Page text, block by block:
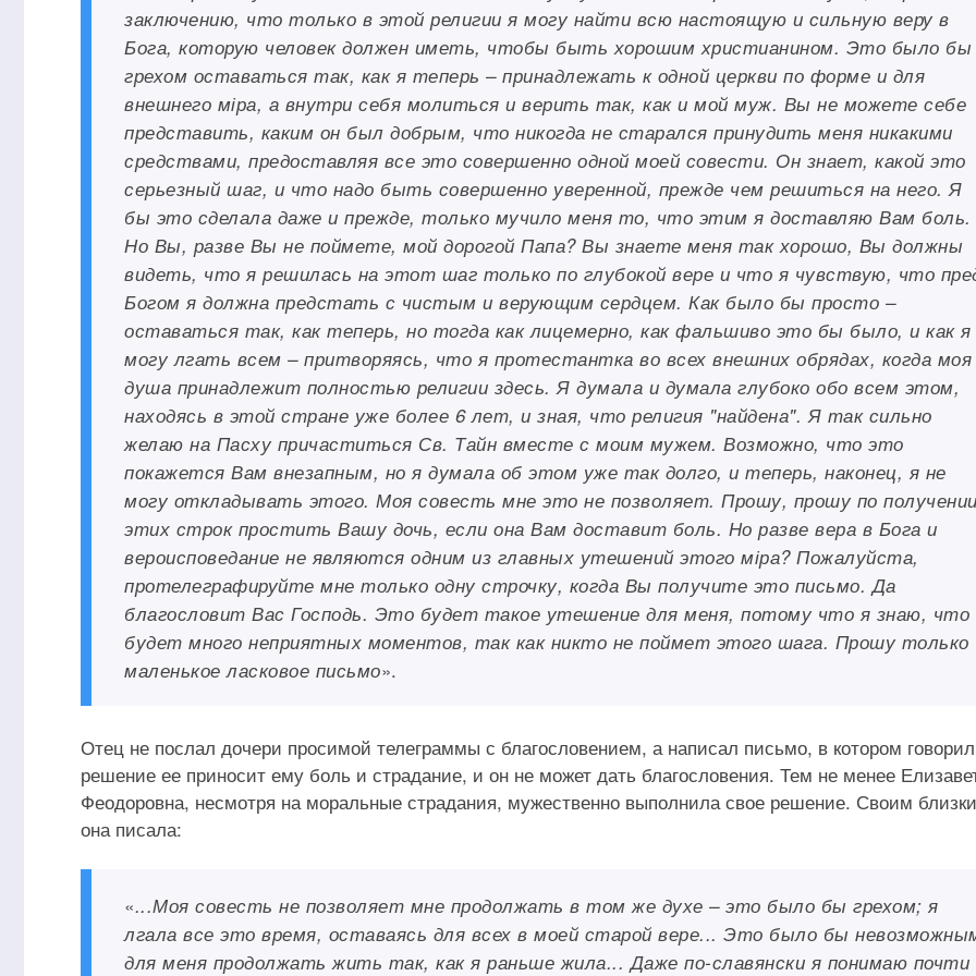
заключению, что только в этой религии я могу найти всю настоящую и сильную веру в
Бога, которую человек должен иметь, чтобы быть хорошим христианином. Это было бы
грехом оставаться так, как я теперь – принадлежать к одной церкви по форме и для
внешнего міра, а внутри себя молиться и верить так, как и мой муж. Вы не можете себе
представить, каким он был добрым, что никогда не старался принудить меня никакими
средствами, предоставляя все это совершенно одной моей совести. Он знает, какой это
серьезный шаг, и что надо быть совершенно уверенной, прежде чем решиться на него. Я
бы это сделала даже и прежде, только мучило меня то, что этим я доставляю Вам боль.
Но Вы, разве Вы не поймете, мой дорогой Папа? Вы знаете меня так хорошо, Вы должны
видеть, что я решилась на этот шаг только по глубокой вере и что я чувствую, что
Богом я должна предстать с чистым и верующим сердцем. Как было бы просто –
оставаться так, как теперь, но тогда как лицемерно, как фальшиво это бы было, и как я
могу лгать всем – притворяясь, что я протестантка во всех внешних обрядах, когда моя
душа принадлежит полностью религии здесь. Я думала и думала глубоко обо всем этом,
находясь в этой стране уже более 6 лет, и зная, что религия "найдена". Я так сильно
желаю на Пасху причаститься Св. Тайн вместе с моим мужем. Возможно, что это
покажется Вам внезапным, но я думала об этом уже так долго, и теперь, наконец, я не
могу откладывать этого. Моя совесть мне это не позволяет. Прошу, прошу по
этих строк простить Вашу дочь, если она Вам доставит боль. Но разве вера в Бога и
вероисповедание не являются одним из главных утешений этого міра? Пожалуйста,
протелеграфируйте мне только одну строчку, когда Вы получите это письмо. Да
благословит Вас Господь. Это будет такое утешение для меня, потому что я знаю, что
будет много неприятных моментов, так как никто не поймет этого шага. Прошу только
маленькое ласковое письмо».
Отец не послал дочери просимой телеграммы с благословением, а написал письмо, в котором
решение ее приносит ему боль и страдание, и он не может дать благословения. Тем не менее
Феодоровна, несмотря на моральные страдания, мужественно выполнила свое решение. Своим
она писала:
«...Моя совесть не позволяет мне продолжать в том же духе – это было бы грехом; я
лгала все это время, оставаясь для всех в моей старой вере... Это было бы
для меня продолжать жить так, как я раньше жила... Даже по-славянски я понимаю почти